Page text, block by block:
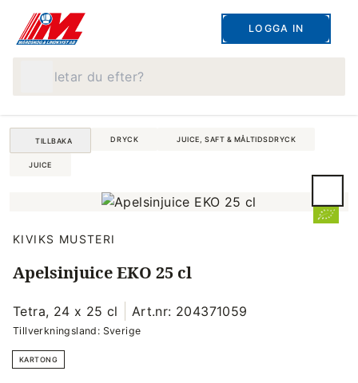
LOGGA IN
TILLBAKA DRYCK JUICE, SAFT & MÅLTIDSDRYCK
JUICE
KIVIKS MUSTERI
Apelsinjuice EKO 25 cl
Tetra, 24 x 25 cl Art.nr: 204371059
Tillverkningsland: Sverige
KARTONG